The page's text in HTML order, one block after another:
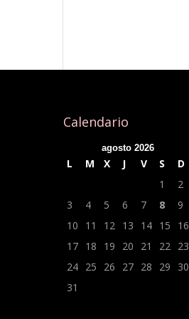
Calendario
agosto 2026
L M X J V S
D
1
2
3
4 5 6 7 8
9
10
11 12 13 14 15
16
17 18 19 20 21 22 23
24 25 26 27 28 29
30
31